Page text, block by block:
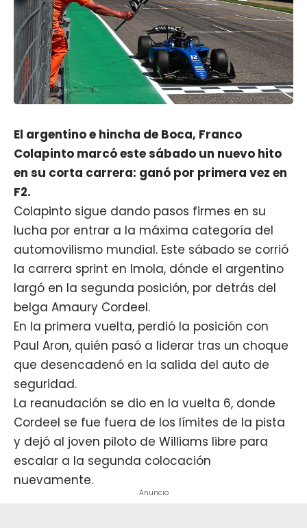
El argentino e hincha de Boca, Franco
Colapinto marcó este sábado un nuevo hito
en su corta carrera: ganó por primera vez en
F2.
Colapinto sigue dando pasos firmes en su
lucha por entrar a la máxima categoría del
automovilismo mundial. Este sábado se corrió
la carrera sprint en Imola, dónde el argentino
largó en la segunda posición, por detrás del
belga Amaury Cordeel.
En la primera vuelta, perdió la posición con
Paul Aron, quién pasó a liderar tras un choque
que desencadenó en la salida del auto de
seguridad.
La reanudación se dio en la vuelta 6, donde
Cordeel se fue fuera de los límites de la pista
y dejó al joven piloto de Williams libre para
escalar a la segunda colocación
nuevamente.
Anuncio